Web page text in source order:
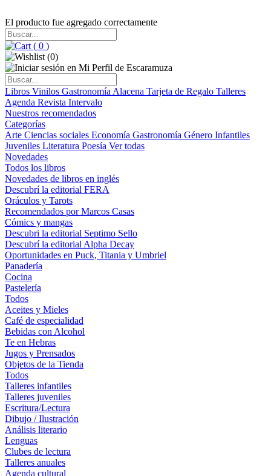
El producto fue agregado correctamente
( 0 )
(0)
Libros Vinilos Gastronomía Alacena Tarjeta de Regalo Talleres
Agenda Revista Intervalo
Nuestros recomendados
Categorías
Arte Ciencias sociales Economía Gastronomía Género Infantiles
Juveniles Literatura Poesía Ver todas
Novedades
Todos los libros
Novedades de libros en inglés
Descubrí la editorial FERA
Oráculos y Tarots
Recomendados por Marcos Casas
Cómics y mangas
Descubri la editorial Septimo Sello
Descubrí la editorial Alpha Decay
Oportunidades en Puck, Titania y Umbriel
Panadería
Cocina
Pastelería
Todos
Aceites y Mieles
Café de especialidad
Bebidas con Alcohol
Te en Hebras
Jugos y Prensados
Objetos de la Tienda
Todos
Talleres infantiles
Talleres juveniles
Escritura/Lectura
Dibujo / Ilustración
Análisis literario
Lenguas
Clubes de lectura
Talleres anuales
Agenda cultural